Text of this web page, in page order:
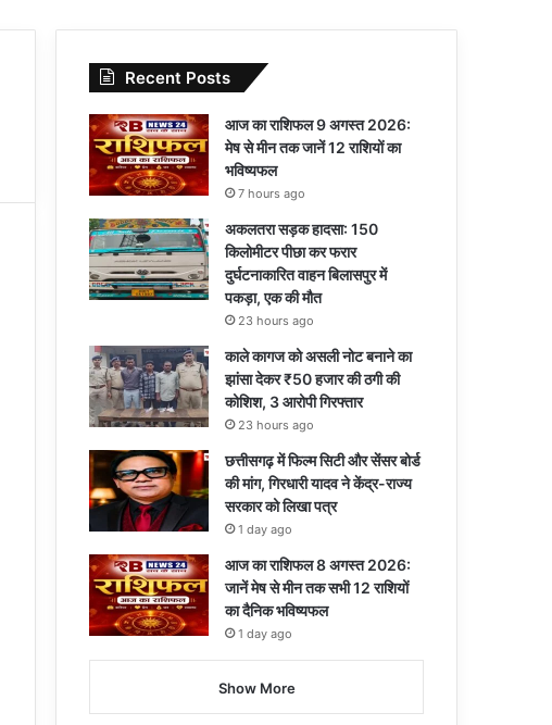
Recent Posts
आज का राशिफल 9 अगस्त 2026:
मेष से मीन तक जानें 12 राशियों का
भविष्यफल
7 hours ago
अकलतरा सड़क हादसा: 150
किलोमीटर पीछा कर फरार
दुर्घटनाकारित वाहन बिलासपुर में
पकड़ा, एक की मौत
23 hours ago
काले कागज को असली नोट बनाने का
झांसा देकर ₹50 हजार की ठगी की
कोशिश, 3 आरोपी गिरफ्तार
23 hours ago
छत्तीसगढ़ में फिल्म सिटी और सेंसर बोर्ड
की मांग, गिरधारी यादव ने केंद्र-राज्य
सरकार को लिखा पत्र
1 day ago
आज का राशिफल 8 अगस्त 2026:
जानें मेष से मीन तक सभी 12 राशियों
का दैनिक भविष्यफल
1 day ago
Show More